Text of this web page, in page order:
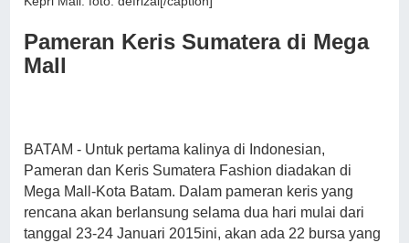
Pameran Keris Sumatera di Mega
Mall
BATAM - Untuk pertama kalinya di Indonesian,
Pameran dan Keris Sumatera Fashion diadakan di
Mega Mall-Kota Batam. Dalam pameran keris yang
rencana akan berlansung selama dua hari mulai dari
tanggal 23-24 Januari 2015ini, akan ada 22 bursa yang